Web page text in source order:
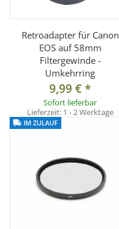
Retroadapter für Canon
EOS auf 58mm
Filtergewinde -
Umkehrring
9,99 €*
Sofort lieferbar
Lieferzeit: 1 - 2 Werktage
IM ZULAUF